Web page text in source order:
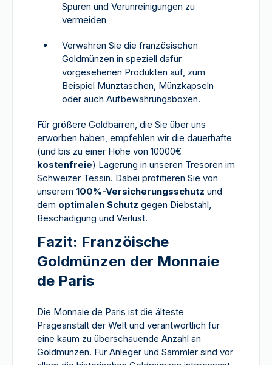
Spuren und Verunreinigungen zu
vermeiden
Verwahren Sie die französischen
Goldmünzen in speziell dafür
vorgesehenen Produkten auf, zum
Beispiel Münztaschen, Münzkapseln
oder auch Aufbewahrungsboxen.
Für größere Goldbarren, die Sie über uns
erworben haben, empfehlen wir die dauerhafte
(und bis zu einer Höhe von 10000€
kostenfreie) Lagerung in unseren Tresoren im
Schweizer Tessin. Dabei profitieren Sie von
unserem 100%-Versicherungsschutz und
dem optimalen Schutz gegen Diebstahl,
Beschädigung und Verlust.
Fazit: Franzöische
Goldmünzen der Monnaie
de Paris
Die Monnaie de Paris ist die älteste
Prägeanstalt der Welt und verantwortlich für
eine kaum zu überschauende Anzahl an
Goldmünzen. Für Anleger und Sammler sind vor